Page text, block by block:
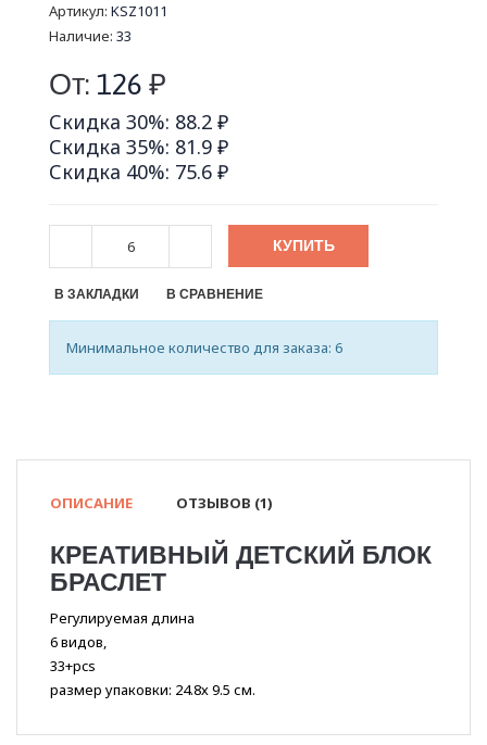
Артикул: KSZ1011
Наличие: 33
От: 126 ₽
Скидка 30%: 88.2 ₽
Скидка 35%: 81.9 ₽
Скидка 40%: 75.6 ₽
КУПИТЬ
В ЗАКЛАДКИ В СРАВНЕНИЕ
Минимальное количество для заказа: 6
ОПИСАНИЕ ОТЗЫВОВ (1)
КРЕАТИВНЫЙ ДЕТСКИЙ БЛОК
БРАСЛЕТ
Регулируемая длина
6 видов,
33+pcs
размер упаковки: 24.8х 9.5 см.